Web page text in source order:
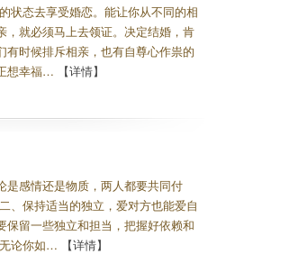
状态去享受婚恋。能让你从不同的相
就必须马上去领证。决定结婚，肯
时候排斥相亲，也有自尊心作祟的
想幸福…
【详情】
感情还是物质，两人都要共同付
、保持适当的独立，爱对方也能爱自
留一些独立和担当，把握好依赖和
论你如…
【详情】